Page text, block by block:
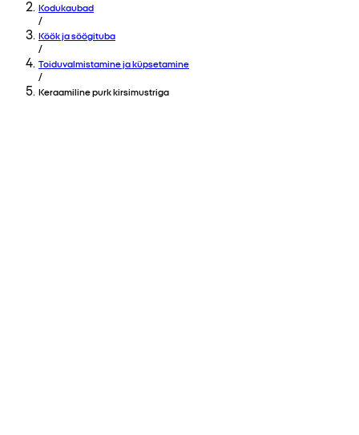
Kodukaubad
/
Köök ja söögituba
/
Toiduvalmistamine ja küpsetamine
/
Keraamiline purk kirsimustriga